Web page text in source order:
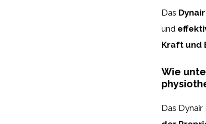
Das
und
Kraft und
Wie
Das Dynair